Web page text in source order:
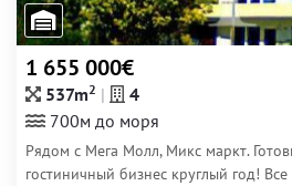
1 655 000€
537m2
4
700м до моря
Рядом с Мега Молл, Микс маркт.
гостиничный бизнес круглый год!